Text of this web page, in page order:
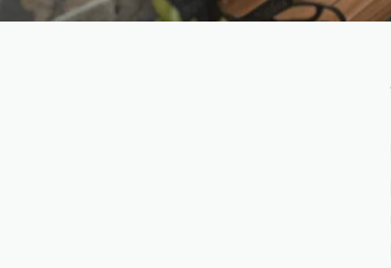
Réserver un
choisir si